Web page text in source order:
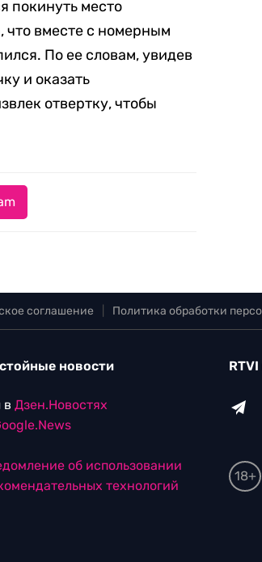
покинуть место
что вместе с номерным
По ее словам, увидев
и оказать
отвертку, чтобы
соглашение Политика обработки
новости
Дзен.Новостях
об использовании
технологий
18+